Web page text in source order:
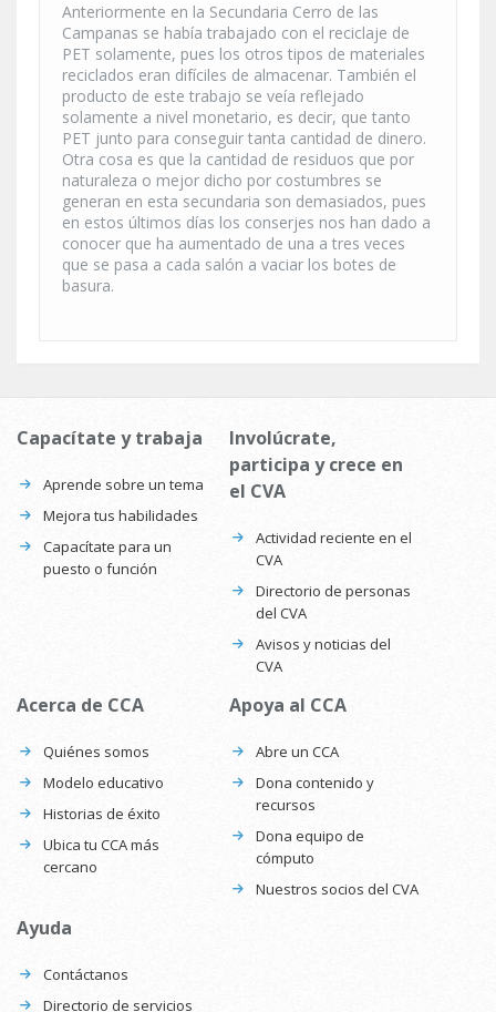
Anteriormente en la Secundaria Cerro de las
Campanas se había trabajado con el reciclaje de
PET solamente, pues los otros tipos de materiales
reciclados eran difíciles de almacenar. También el
producto de este trabajo se veía reflejado
solamente a nivel monetario, es decir, que tanto
PET junto para conseguir tanta cantidad de dinero.
Otra cosa es que la cantidad de residuos que por
naturaleza o mejor dicho por costumbres se
generan en esta secundaria son demasiados, pues
en estos últimos días los conserjes nos han dado a
conocer que ha aumentado de una a tres veces
que se pasa a cada salón a vaciar los botes de
basura.
Capacítate y trabaja
Aprende sobre un tema
Mejora tus habilidades
Capacítate para un
puesto o función
Involúcrate,
participa y crece en
el CVA
Actividad reciente en el
CVA
Directorio de personas
del CVA
Avisos y noticias del
CVA
Acerca de CCA
Quiénes somos
Modelo educativo
Historias de éxito
Ubica tu CCA más
cercano
Apoya al CCA
Abre un CCA
Dona contenido y
recursos
Dona equipo de
cómputo
Nuestros socios del CVA
Ayuda
Contáctanos
Directorio de servicios